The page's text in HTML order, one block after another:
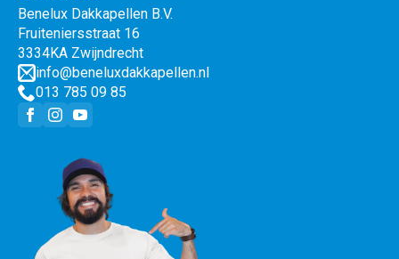
Benelux Dakkapellen B.V.
Fruiteniersstraat 16
3334KA Zwijndrecht
info@beneluxdakkapellen.nl
013 785 09 85